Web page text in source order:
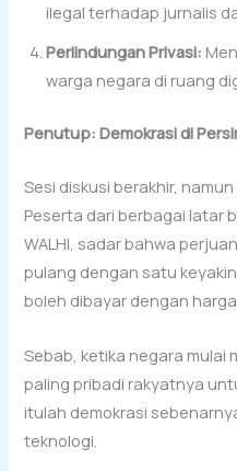
ilegal terhadap jurnalis
Perlindungan Privasi:
warga negara di ruang
Penutup: Demokrasi di
Sesi diskusi berakhir,
Peserta dari berbagai latar
WALHI, sadar bahwa
pulang dengan satu
boleh dibayar dengan
Sebab, ketika negara mulai
paling pribadi rakyatnya
itulah demokrasi
teknologi.